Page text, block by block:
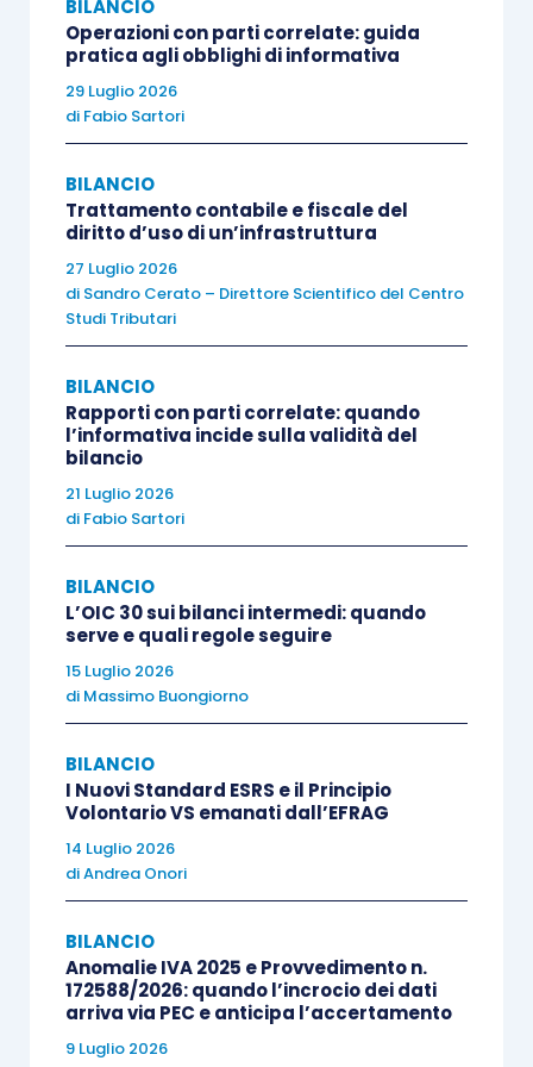
Il sistema “con consiglio di sorveglianza” (ex
“dualistico”) vede la riformulazione integrale di
numerose norme. Viene meno il vecchio
2409-octies, c.c., che apriva il paragrafo con
definizioni divenute superflue. Il nuovo
novies, c.c., disciplina ora con maggior sintesi il
consiglio di gestione (che dev’essere formato da
almeno 2 componenti, anche non soci, nominati
dal consiglio di sorveglianza). Viene introdotto
art. 2409-terdecies.1, c.c., che disciplina la
validità delle deliberazioni del consiglio di
sorveglianza (richiedendo la presenza della
maggioranza dei suoi componenti, il
raggiungimento di un voto formato dalla
maggioranza assoluta dei presenti, il divieto di
voto per rappresentanza) e i meccanismi di
impugnazione, con applicazione, in quanto
compatibili, degliartt. 2377e2378, c.c..
Il sistema “con comitato per il controllo sulla
gestione” (ex“monistico”) viene anch’esso
ridisegnato. È abrogato l’
c.c., sono puntualmente ristrutturati gli articoli
disposizioni in tema di sostituzioni degli
amministratori (art. 2409-septiesdecies.1, c.c.) e
di compenso del comitato esecutivo (
septiesdecies.2, c.c.), prevedendosi all’art. 2409-
octiesdecies , c.c. , la specifica disciplina del
comitato per il controllo sulla gestione.
BILANCIO
Operazioni con parti correlate: guida
pratica agli obblighi di informativa
29 Luglio 2026
di Fabio Sartori
BILANCIO
Trattamento contabile e fiscale del
diritto d’uso di un’infrastruttura
27 Luglio 2026
di Sandro Cerato – Direttore Scientifico del Centro
Studi Tributari
BILANCIO
Rapporti con parti correlate: quando
l’informativa incide sulla validità del
bilancio
21 Luglio 2026
di Fabio Sartori
BILANCIO
L’OIC 30 sui bilanci intermedi: quando
serve e quali regole seguire
15 Luglio 2026
di Massimo Buongiorno
BILANCIO
I Nuovi Standard ESRS e il Principio
Volontario VS emanati dall’EFRAG
14 Luglio 2026
diAndrea Onori
BILANCIO
Anomalie IVA 2025 e Provvedimento n.
172588/2026: quando l’incrocio dei dati
arriva via PEC e anticipa l’accertamento
9 Luglio 2026